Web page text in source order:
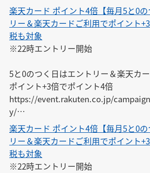
対象期間
20日 00：00 ~ 30日 23：59
★Amazon・ヤフショ版カレンダー★
https://calendar.rakuten.co.jp/cal/
※こちらにもご登録ください
楽天カード ポイント4倍【毎月5と0
リー＆楽天カードご利用でポイント
税も対象
※22時エントリー開始
5と0のつく日はエントリー＆楽天カ
ポイント+3倍でポイント4倍
https://event.rakuten.co.jp/
y/
対象期間
25日 00：00 ~ 30日 23：59
楽天カード ポイント4倍【毎月5と0
リー＆楽天カードご利用でポイント
税も対象
※22時エントリー開始